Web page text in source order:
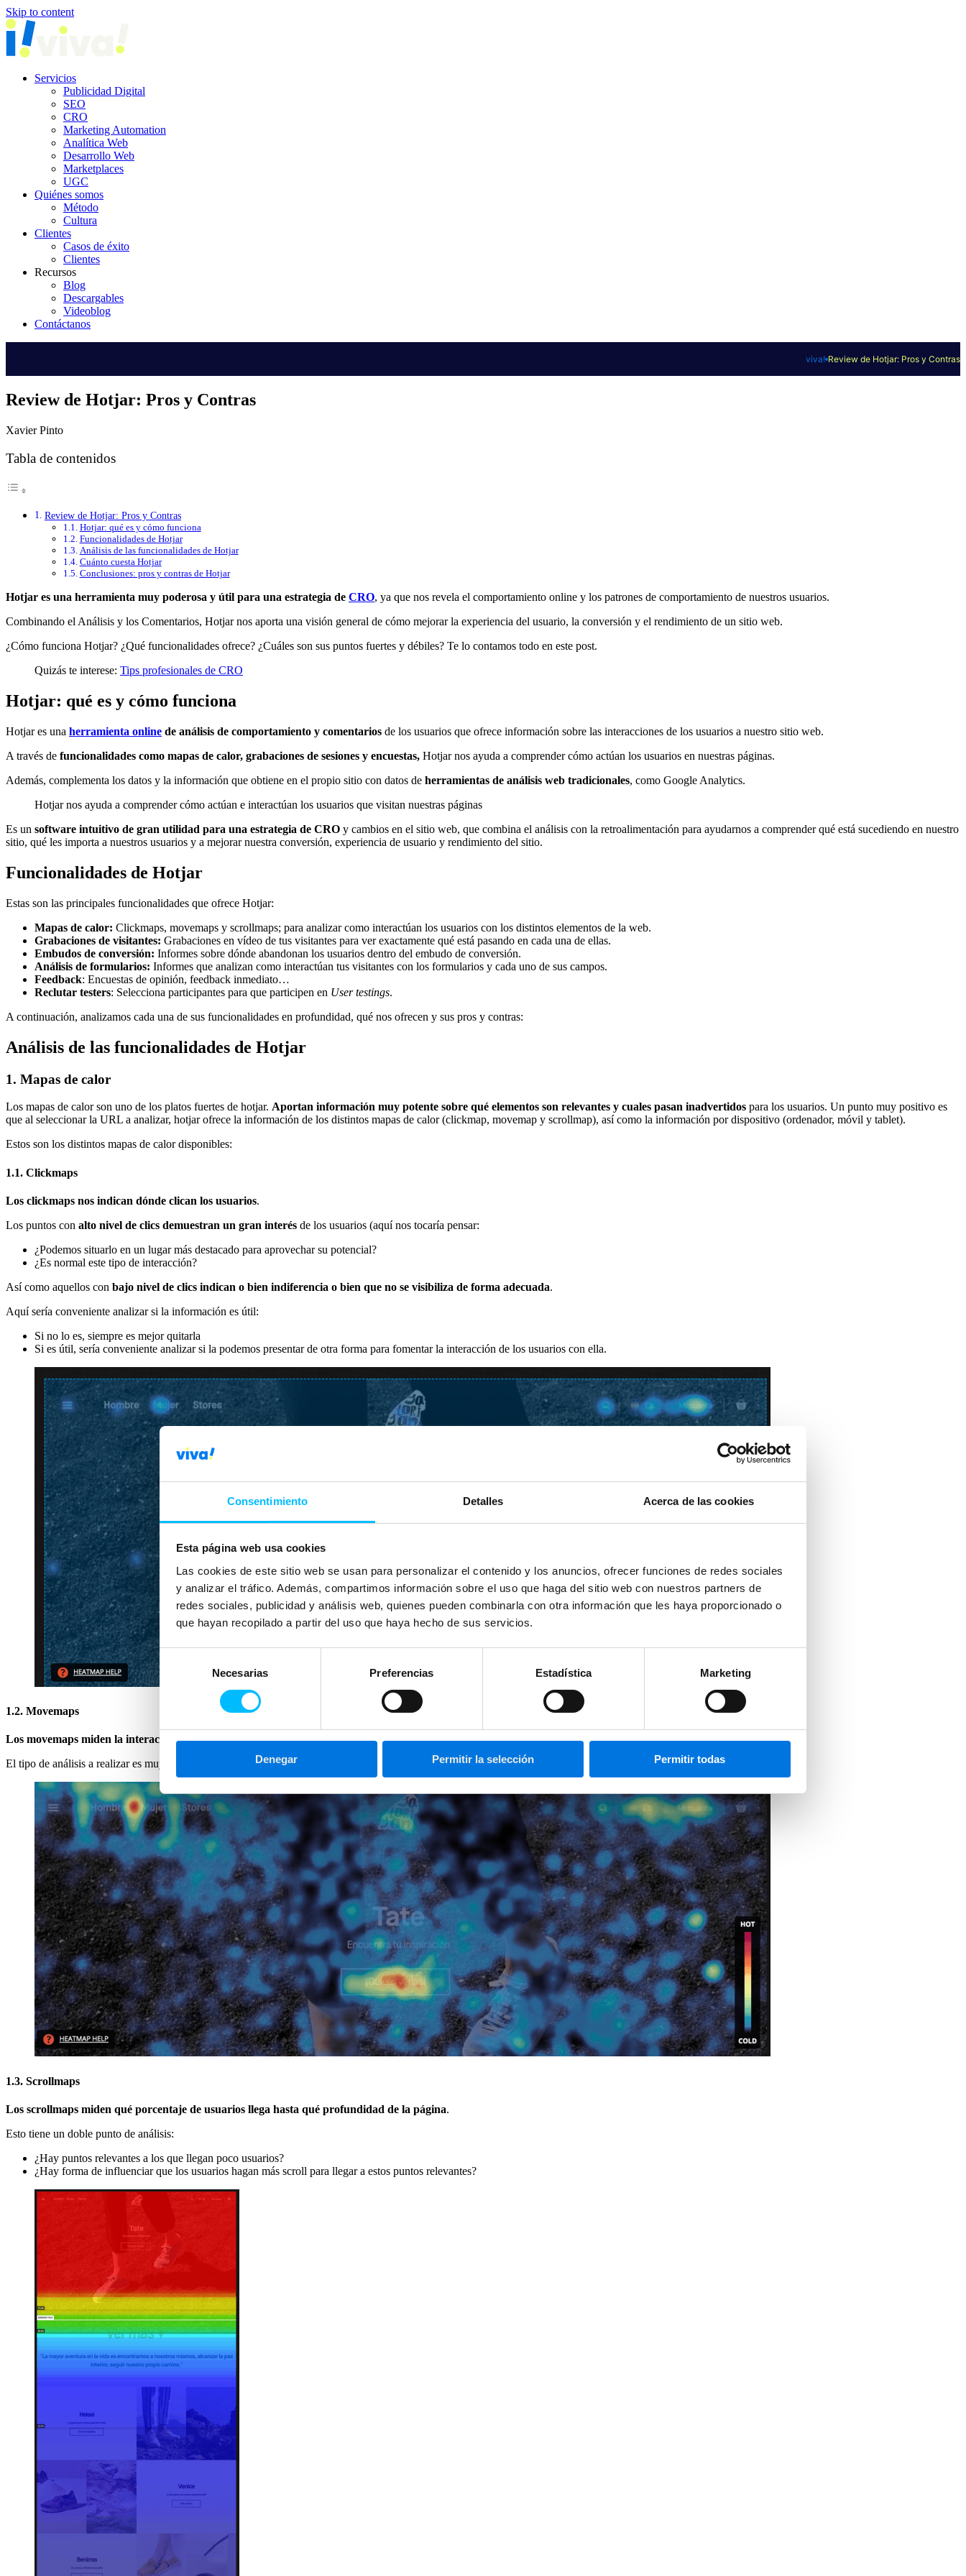
Consentimiento Detalles Acerca de las cookies
Esta página web usa cookies
Las cookies de este sitio web se usan para personalizar el contenido y los anuncios, ofrecer funciones de redes sociales
y analizar el tráfico. Además, compartimos información sobre el uso que haga del sitio web con nuestros partners de
redes sociales, publicidad y análisis web, quienes pueden combinarla con otra información que les haya proporcionado o
que hayan recopilado a partir del uso que haya hecho de sus servicios.
Selección
de
consentimiento
Necesarias Preferencias Estadística Marketing
Denegar Permitir la selección Permitir todas
Skip to content
Servicios
Publicidad Digital
SEO
CRO
Marketing Automation
Analítica Web
Desarrollo Web
Marketplaces
UGC
Quiénes somos
Método
Cultura
Clientes
Casos de éxito
Clientes
Recursos
Blog
Descargables
Videoblog
Contáctanos
viva! Review de Hotjar: Pros y Contras
Review de Hotjar: Pros y Contras
Xavier Pinto
Tabla de contenidos
Review de Hotjar: Pros y Contras
Hotjar: qué es y cómo funciona
Funcionalidades de Hotjar
Análisis de las funcionalidades de Hotjar
Cuánto cuesta Hotjar
Conclusiones: pros y contras de Hotjar
Hotjar es una herramienta muy poderosa y útil para una estrategia de CRO, ya que nos revela el comportamiento online y los patrones de comportamiento de nuestros usuarios.
Combinando el Análisis y los Comentarios, Hotjar nos aporta una visión general de cómo mejorar la experiencia del usuario, la conversión y el rendimiento de un sitio web.
¿Cómo funciona Hotjar? ¿Qué funcionalidades ofrece? ¿Cuáles son sus puntos fuertes y débiles? Te lo contamos todo en este post.
Quizás te interese: Tips profesionales de CRO
Hotjar: qué es y cómo funciona
Hotjar es una herramienta online de análisis de comportamiento y comentarios de los usuarios que ofrece información sobre las interacciones de los usuarios a nuestro sitio web.
A través de funcionalidades como mapas de calor, grabaciones de sesiones y encuestas, Hotjar nos ayuda a comprender cómo actúan los usuarios en nuestras páginas.
Además, complementa los datos y la información que obtiene en el propio sitio con datos de herramientas de análisis web tradicionales, como Google Analytics.
Hotjar nos ayuda a comprender cómo actúan e interactúan los usuarios que visitan nuestras páginas
Es un software intuitivo de gran utilidad para una estrategia de CRO y cambios en el sitio web, que combina el análisis con la retroalimentación para ayudarnos a comprender qué está sucediendo en nuestro
sitio, qué les importa a nuestros usuarios y a mejorar nuestra conversión, experiencia de usuario y rendimiento del sitio.
Funcionalidades de Hotjar
Estas son las principales funcionalidades que ofrece Hotjar:
Mapas de calor: Clickmaps, movemaps y scrollmaps; para analizar como interactúan los usuarios con los distintos elementos de la web.
Grabaciones de visitantes: Grabaciones en vídeo de tus visitantes para ver exactamente qué está pasando en cada una de ellas.
Embudos de conversión: Informes sobre dónde abandonan los usuarios dentro del embudo de conversión.
Análisis de formularios: Informes que analizan como interactúan tus visitantes con los formularios y cada uno de sus campos.
Feedback: Encuestas de opinión, feedback inmediato…
Reclutar testers: Selecciona participantes para que participen en User testings.
A continuación, analizamos cada una de sus funcionalidades en profundidad, qué nos ofrecen y sus pros y contras:
Análisis de las funcionalidades de Hotjar
1. Mapas de calor
Los mapas de calor son uno de los platos fuertes de hotjar. Aportan información muy potente sobre qué elementos son relevantes y cuales pasan inadvertidos para los usuarios. Un punto muy positivo es
que al seleccionar la URL a analizar, hotjar ofrece la información de los distintos mapas de calor (clickmap, movemap y scrollmap), así como la información por dispositivo (ordenador, móvil y tablet).
Estos son los distintos mapas de calor disponibles:
1.1. Clickmaps
Los clickmaps nos indican dónde clican los usuarios.
Los puntos con alto nivel de clics demuestran un gran interés de los usuarios (aquí nos tocaría pensar:
¿Podemos situarlo en un lugar más destacado para aprovechar su potencial?
¿Es normal este tipo de interacción?
Así como aquellos con bajo nivel de clics indican o bien indiferencia o bien que no se visibiliza de forma adecuada.
Aquí sería conveniente analizar si la información es útil:
Si no lo es, siempre es mejor quitarla
Si es útil, sería conveniente analizar si la podemos presentar de otra forma para fomentar la interacción de los usuarios con ella.
1.2. Movemaps
Los movemaps miden la interacción muy similar a los clickmaps, pero en este caso en lugar de analizar los clics, analiza el movimiento del cursor.
El tipo de análisis a realizar es muy parecido al comentado en la sección de clickmaps.
1.3. Scrollmaps
Los scrollmaps miden qué porcentaje de usuarios llega hasta qué profundidad de la página.
Esto tiene un doble punto de análisis:
¿Hay puntos relevantes a los que llegan poco usuarios?
¿Hay forma de influenciar que los usuarios hagan más scroll para llegar a estos puntos relevantes?